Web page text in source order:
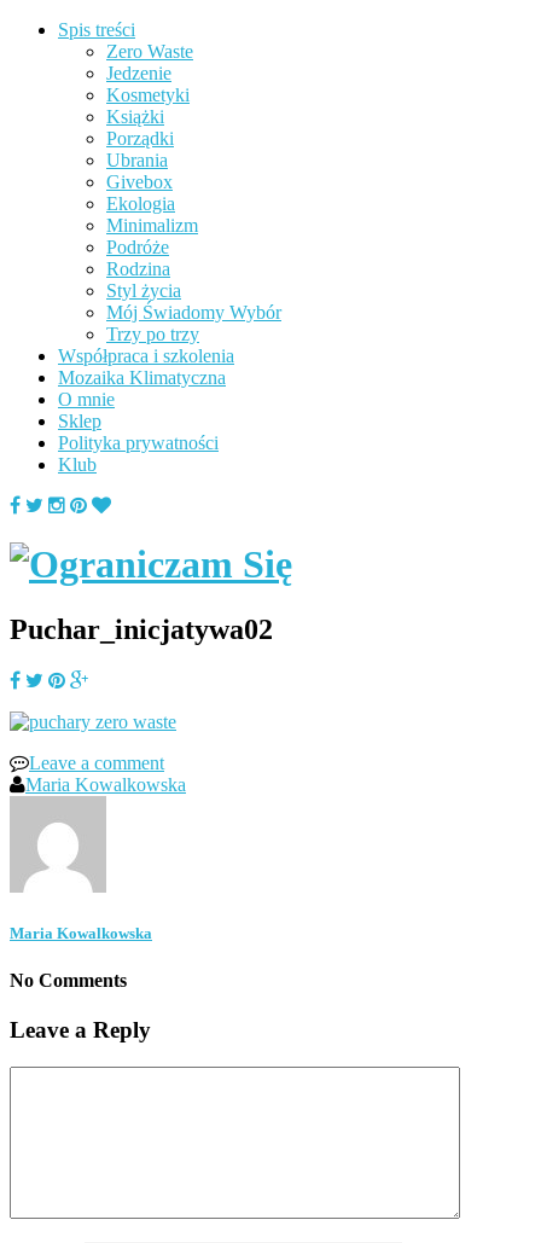
Spis treści
Zero Waste
Jedzenie
Kosmetyki
Książki
Porządki
Ubrania
Givebox
Ekologia
Minimalizm
Podróże
Rodzina
Styl życia
Mój Świadomy Wybór
Trzy po trzy
Współpraca i szkolenia
Mozaika Klimatyczna
O mnie
Sklep
Polityka prywatności
Klub
Puchar_inicjatywa02
Leave a comment
Maria Kowalkowska
Maria Kowalkowska
No Comments
Leave a Reply